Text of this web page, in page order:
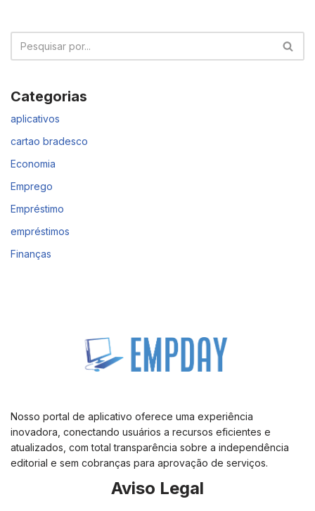
Categorias
aplicativos
cartao bradesco
Economia
Emprego
Empréstimo
empréstimos
Finanças
Nosso portal de aplicativo oferece uma experiência
inovadora, conectando usuários a recursos eficientes e
atualizados, com total transparência sobre a independência
editorial e sem cobranças para aprovação de serviços.
Aviso Legal